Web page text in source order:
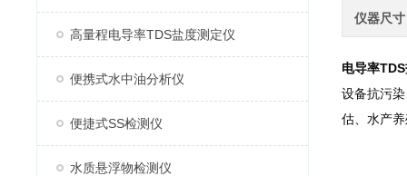
高量程电导率TDS盐度测定仪
便携式水中油分析仪
便捷式SS检测仪
水质悬浮物检测仪
仪器尺寸
电导率
设备抗污
估、水产